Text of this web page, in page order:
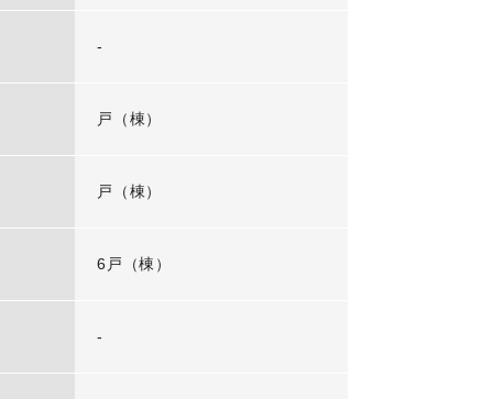
-
戸（棟）
戸（棟）
6戸（棟）
-